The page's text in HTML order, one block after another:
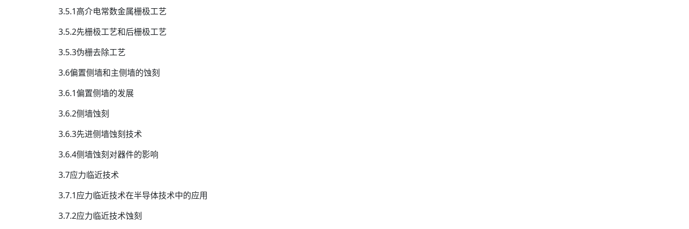
3.5.1高介电常数金属栅极工艺
3.5.2先栅极工艺和后栅极工艺
3.5.3伪栅去除工艺
3.6偏置侧墙和主侧墙的蚀刻
3.6.1偏置侧墙的发展
3.6.2侧墙蚀刻
3.6.3先进侧墙蚀刻技术
3.6.4侧墙蚀刻对器件的影响
3.7应力临近技术
3.7.1应力临近技术在半导体技术中的应用
3.7.2应力临近技术蚀刻